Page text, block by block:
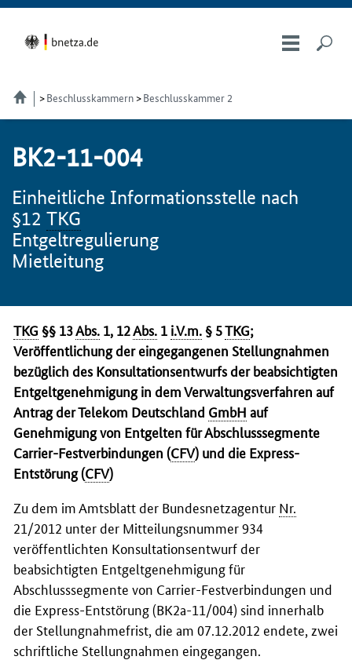
Beschlusskammern Beschlusskammer 2
BK2-11-004
Einheitliche Informationsstelle nach
§12 TKG
Entgeltregulierung
Mietleitung
TKG §§ 13Abs. 1, 12Abs. 1 i.V.m.§ 5TKG;
Veröffentlichung der eingegangenen Stellungnahmen
bezüglich des Konsultationsentwurfs der beabsichtigten
Entgeltgenehmigung in dem Verwaltungsverfahren auf
Antrag der Telekom Deutschland GmbH auf
Genehmigung von Entgelten für Abschlusssegmente
Carrier-Festverbindungen (CFV) und die Express-
Entstörung (CFV)
Zu dem im Amtsblatt der Bundesnetzagentur Nr.
21/2012 unter der Mitteilungsnummer 934
veröffentlichten Konsultationsentwurf der
beabsichtigten Entgeltgenehmigung für
Abschlusssegmente von Carrier-Festverbindungen und
die Express-Entstörung (BK2a-11/004) sind innerhalb
der Stellungnahmefrist, die am 07.12.2012 endete, zwei
schriftliche Stellungnahmen eingegangen.